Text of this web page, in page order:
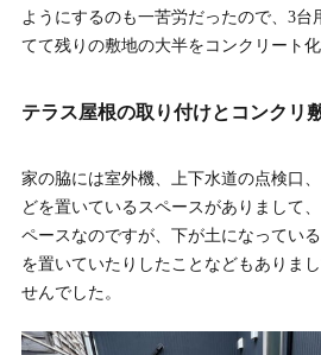
ようにするのも一苦労だったので、3台
てて残りの敷地の大半をコンクリート
テラス屋根の取り付けとコンクリ
家の脇には室外機、上下水道の点検口
どを置いているスペースがありまして
ペースなのですが、下が土になってい
を置いていたりしたことなどもありま
せんでした。